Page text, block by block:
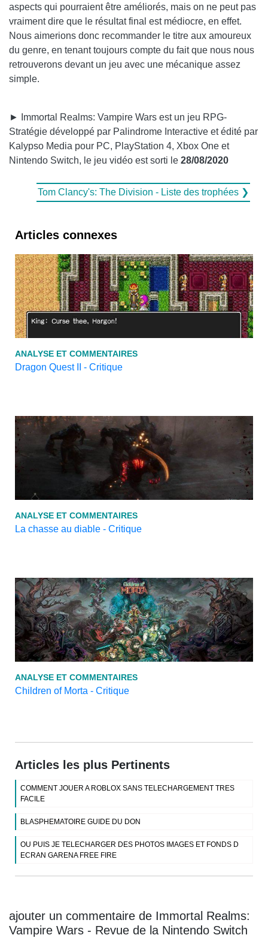
aspects qui pourraient être améliorés, mais on ne peut pas
vraiment dire que le résultat final est médiocre, en effet.
Nous aimerions donc recommander le titre aux amoureux
du genre, en tenant toujours compte du fait que nous nous
retrouverons devant un jeu avec une mécanique assez
simple.
► Immortal Realms: Vampire Wars est un jeu RPG-
Stratégie développé par Palindrome Interactive et édité par
Kalypso Media pour PC, PlayStation 4, Xbox One et
Nintendo Switch, le jeu vidéo est sorti le 28/08/2020
Tom Clancy's: The Division - Liste des trophées ❯
Articles connexes
ANALYSE ET COMMENTAIRES
Dragon Quest II - Critique
ANALYSE ET COMMENTAIRES
La chasse au diable - Critique
ANALYSE ET COMMENTAIRES
Children of Morta - Critique
Articles les plus Pertinents
COMMENT JOUER A ROBLOX SANS TELECHARGEMENT TRES
FACILE
BLASPHEMATOIRE GUIDE DU DON
OU PUIS JE TELECHARGER DES PHOTOS IMAGES ET FONDS D
ECRAN GARENA FREE FIRE
ajouter un commentaire de Immortal Realms:
Vampire Wars - Revue de la Nintendo Switch